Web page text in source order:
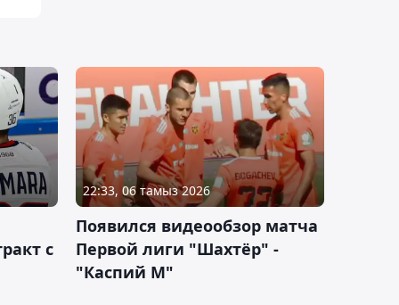
с
22:33, 06 тамыз 2026
Появился видеообзор матча
Первой лиги "Шахтёр" -
"Каспий М"